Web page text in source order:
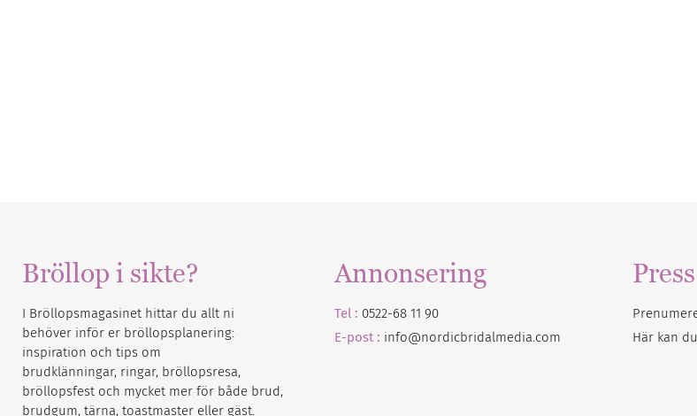
Bröllop i sikte?
I Bröllopsmagasinet hittar du allt ni
behöver inför er bröllopsplanering:
inspiration och tips om
brudklänningar, ringar, bröllopsresa,
bröllopsfest och mycket mer för både brud,
brudgum, tärna, toastmaster eller gäst.
Annonsering
Tel : 0522-68 11 90
E-post : info@nordicbridalmedia.com
Press
Här kan du